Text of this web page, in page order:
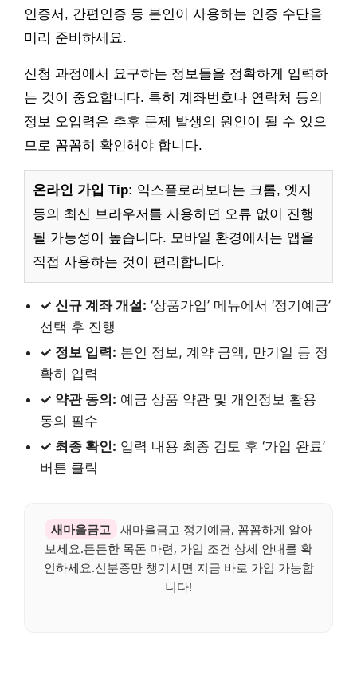
인증서, 간편인증 등 본인이 사용하는 인증 수단을
미리 준비하세요.
신청 과정에서 요구하는 정보들을 정확하게 입력하
는 것이 중요합니다. 특히 계좌번호나 연락처 등의
정보 오입력은 추후 문제 발생의 원인이 될 수 있으
므로 꼼꼼히 확인해야 합니다.
온라인 가입 Tip: 익스플로러보다는 크롬, 엣지
등의 최신 브라우저를 사용하면 오류 없이 진행
될 가능성이 높습니다. 모바일 환경에서는 앱을
직접 사용하는 것이 편리합니다.
✓ 신규 계좌 개설: ‘상품가입’ 메뉴에서 ‘정기예금’
선택 후 진행
✓ 정보 입력: 본인 정보, 계약 금액, 만기일 등 정
확히 입력
✓ 약관 동의: 예금 상품 약관 및 개인정보 활용
동의 필수
✓ 최종 확인: 입력 내용 최종 검토 후 ‘가입 완료’
버튼 클릭
새마을금고
새마을금고 정기예금, 꼼꼼하게 알아
보세요.든든한 목돈 마련, 가입 조건 상세 안내를 확
인하세요.신분증만 챙기시면 지금 바로 가입 가능합
니다!